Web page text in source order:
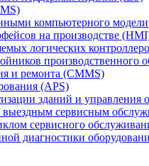
компьютерного
на производстве
логических
производственного
и ремонта (CMMS)
(APS)
зданий и
выездным сервисным
сервисного
диагностики